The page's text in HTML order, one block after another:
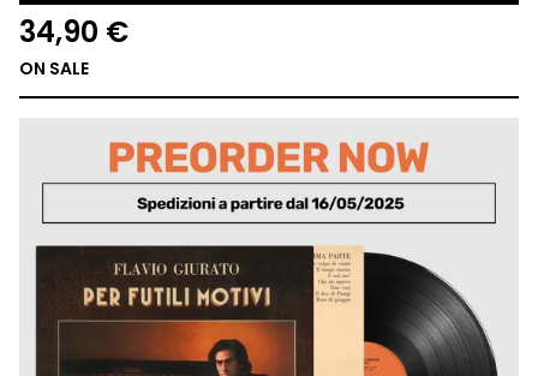
34,90 €
ON SALE